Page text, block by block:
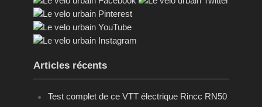
Articles récents
Test complet de ce VTT électrique Rincc RN50